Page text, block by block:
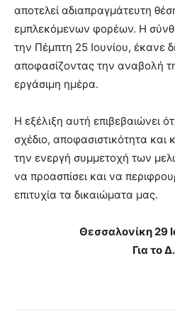
αποτελεί αδιαπραγμάτευτη
εμπλεκόμενων φορέων. Η
την Πέμπτη 25 Ιουνίου, έκανε
αποφασίζοντας την αναβολή
εργάσιμη ημέρα.
Η εξέλιξη αυτή επιβεβαιώνει
σχέδιο, αποφασιστικότητα και
την ενεργή συμμετοχή των
να προασπίσει και να
επιτυχία τα δικαιώματα μας.
Θεσσαλονίκη 29
Για το